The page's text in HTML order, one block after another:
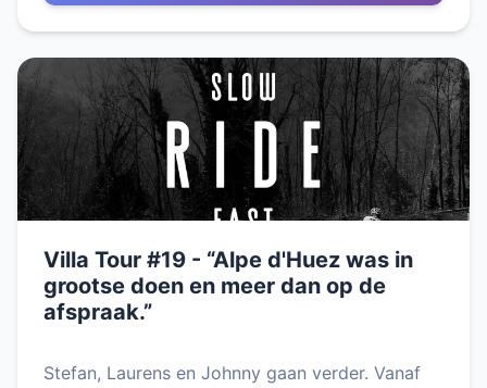
Villa Tour #19 - “Alpe d'Huez was in
grootse doen en meer dan op de
afspraak.”
Stefan, Laurens en Johnny gaan verder. Vanaf